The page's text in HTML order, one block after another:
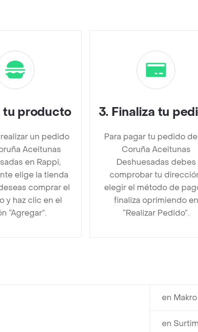
tu producto
un pedido
Aceitunas
en Rappi,
elige la tienda
comprar el
y haz clic en el
“Agregar”.
3. Finaliza tu
Para pagar tu pedido de
Coruña Aceitunas
Deshuesadas debes
comprobar tu
elegir el método de
finaliza oprimiendo en
“Realizar Pedido”.
en
en